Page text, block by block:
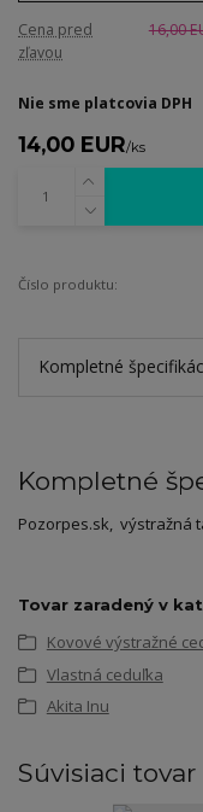
Cena pred
zľavou
16,00
Nie sme platcovia DPH
14,00 EUR/ks
Číslo produktu:
Kompletné
Kompletné
Pozorpes.sk, výstražná
Tovar zaradený v
Kovové výstražné
Vlastná ceduľka
Akita Inu
Súvisiaci tovar